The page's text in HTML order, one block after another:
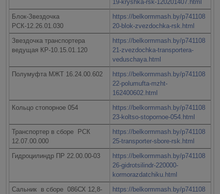
19-kryshka-rsk-120201407.html
Блок-Звездочка
РСК-12.26.01.030
https://belkormmash.by/p741108
20-blok-zvezdochka-rsk.html
Звездочка транспортера
ведущая КР-10.15.01.120
https://belkormmash.by/p741108
21-zvezdochka-transportera-
veduschaya.html
Полумуфта МЖТ 16.24.00.602
https://belkormmash.by/p741108
22-polumufta-mzht-
162400602.html
Кольцо стопорное 054
https://belkormmash.by/p741108
23-koltso-stopornoe-054.html
Транспортер в сборе РСК
12.07.00.000
https://belkormmash.by/p741108
25-transporter-sbore-rsk.html
Гидроцилиндр ПР 22.00.00-03
https://belkormmash.by/p741108
26-gidrotsilindr-220000-
kormorazdatchiku.html
Сальник в сборе 086СХ 12,8-
https://belkormmash.by/p741108